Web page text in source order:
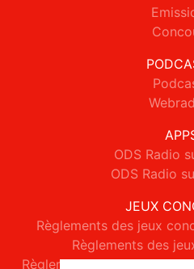
ODS Radio
ODS Radio
JEUX
Règlements des jeux
Règlements des
Règlements des jeux